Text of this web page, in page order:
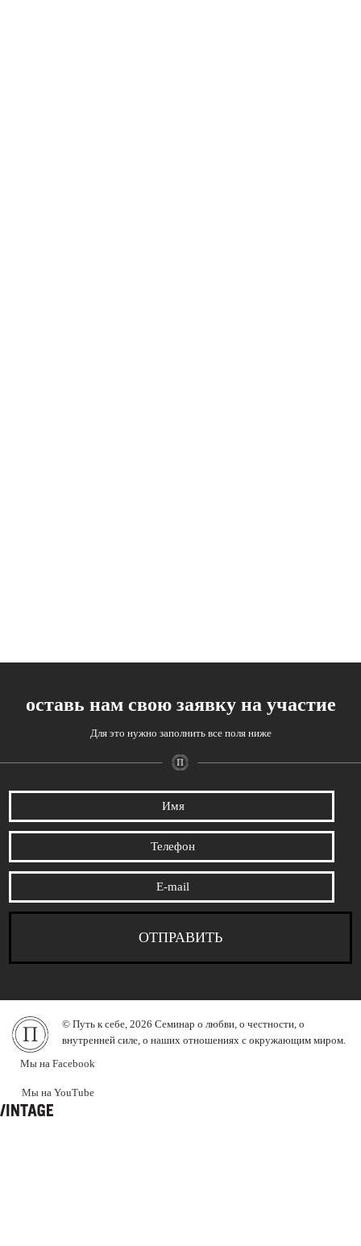
оставь нам свою заявку на участие
Для это нужно заполнить все поля ниже
© Путь к себе, 2026 Семинар о любви, о честности, о
внутренней силе, о наших отношениях с окружающим миром.
Мы на Facebook
Мы на YouTube